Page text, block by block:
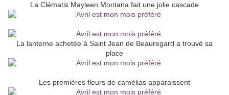
La Clématis Mayleen Montana fait une jolie cascade
La lanterne achetée à Saint Jean de Beauregard a trouvé sa
place
Les premières fleurs de camélias apparaissent